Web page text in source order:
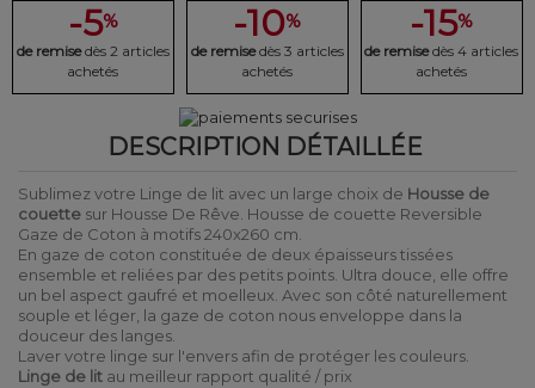
-5%
de remise dès 2 articles
achetés
-10%
de remise dès 3 articles
achetés
-15%
de remise dès 4 articles
achetés
DESCRIPTION DÉTAILLÉE
Sublimez votre Linge de lit avec un large choix de Housse de
couette sur Housse De Rêve. Housse de couette Reversible
Gaze de Coton à motifs 240x260 cm.
En gaze de coton constituée de deux épaisseurs tissées
ensemble et reliées par des petits points. Ultra douce, elle offre
un bel aspect gaufré et moelleux. Avec son côté naturellement
souple et léger, la gaze de coton nous enveloppe dans la
douceur des langes.
Laver votre linge sur l'envers afin de protéger les couleurs.
Linge de lit au meilleur rapport qualité / prix